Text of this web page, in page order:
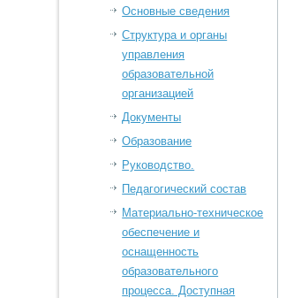
Основные сведения
Структура и органы
управления
образовательной
организацией
Документы
Образование
Руководство.
Педагогический состав
Материально-техническое
обеспечение и
оснащенность
образовательного
процесса. Доступная